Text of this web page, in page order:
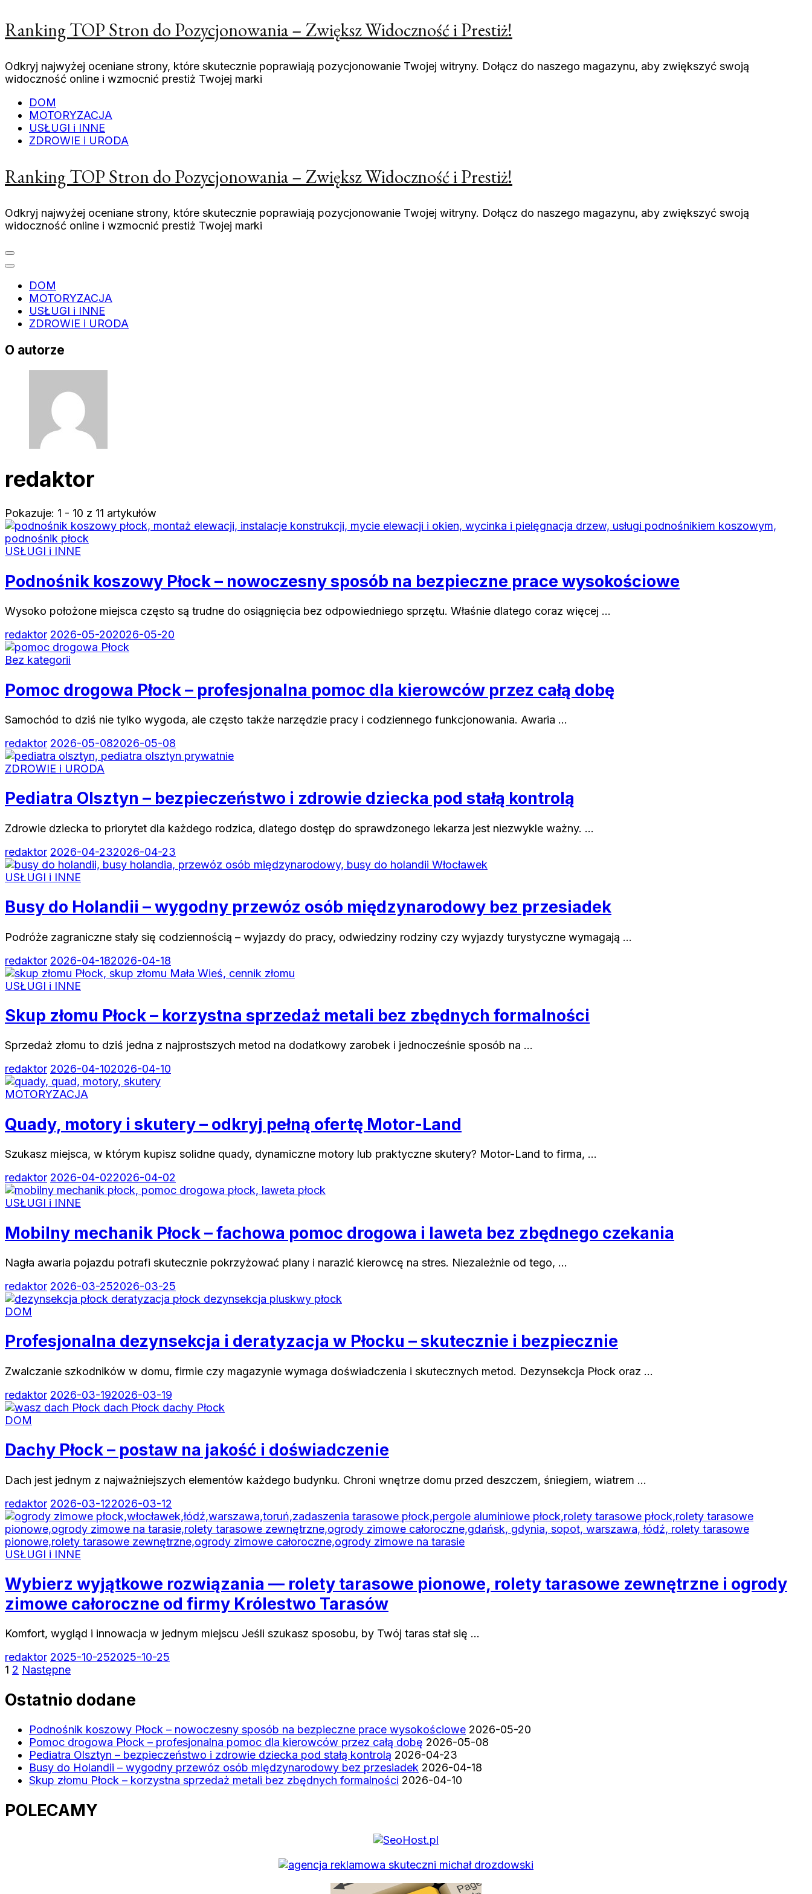
Pomiń
i
do
zawartości
enter)
Ranking TOP Stron do Pozycjonowania – Zwiększ Widoczność i Prestiż!
Odkryj najwyżej oceniane strony, które skutecznie poprawiają pozycjonowanie Twojej witryny. Dołącz do naszego magazynu, aby zwiększyć swoją
widoczność online i wzmocnić prestiż Twojej marki
DOM
MOTORYZACJA
USŁUGI i INNE
ZDROWIE i URODA
Ranking TOP Stron do Pozycjonowania – Zwiększ Widoczność i Prestiż!
Odkryj najwyżej oceniane strony, które skutecznie poprawiają pozycjonowanie Twojej witryny. Dołącz do naszego magazynu, aby zwiększyć swoją
widoczność online i wzmocnić prestiż Twojej marki
DOM
MOTORYZACJA
USŁUGI i INNE
ZDROWIE i URODA
O autorze
redaktor
Pokazuje: 1 - 10 z 11 artykułów
USŁUGI i INNE
Podnośnik koszowy Płock – nowoczesny sposób na bezpieczne prace wysokościowe
Wysoko położone miejsca często są trudne do osiągnięcia bez odpowiedniego sprzętu. Właśnie dlatego coraz więcej …
redaktor 2026-05-202026-05-20
Bez kategorii
Pomoc drogowa Płock – profesjonalna pomoc dla kierowców przez całą dobę
Samochód to dziś nie tylko wygoda, ale często także narzędzie pracy i codziennego funkcjonowania. Awaria …
redaktor 2026-05-082026-05-08
ZDROWIE i URODA
Pediatra Olsztyn – bezpieczeństwo i zdrowie dziecka pod stałą kontrolą
Zdrowie dziecka to priorytet dla każdego rodzica, dlatego dostęp do sprawdzonego lekarza jest niezwykle ważny. …
redaktor 2026-04-232026-04-23
USŁUGI i INNE
Busy do Holandii – wygodny przewóz osób międzynarodowy bez przesiadek
Podróże zagraniczne stały się codziennością – wyjazdy do pracy, odwiedziny rodziny czy wyjazdy turystyczne wymagają …
redaktor 2026-04-182026-04-18
USŁUGI i INNE
Skup złomu Płock – korzystna sprzedaż metali bez zbędnych formalności
Sprzedaż złomu to dziś jedna z najprostszych metod na dodatkowy zarobek i jednocześnie sposób na …
redaktor 2026-04-102026-04-10
MOTORYZACJA
Quady, motory i skutery – odkryj pełną ofertę Motor-Land
Szukasz miejsca, w którym kupisz solidne quady, dynamiczne motory lub praktyczne skutery? Motor-Land to firma, …
redaktor 2026-04-022026-04-02
USŁUGI i INNE
Mobilny mechanik Płock – fachowa pomoc drogowa i laweta bez zbędnego czekania
Nagła awaria pojazdu potrafi skutecznie pokrzyżować plany i narazić kierowcę na stres. Niezależnie od tego, …
redaktor 2026-03-252026-03-25
DOM
Profesjonalna dezynsekcja i deratyzacja w Płocku – skutecznie i bezpiecznie
Zwalczanie szkodników w domu, firmie czy magazynie wymaga doświadczenia i skutecznych metod. Dezynsekcja Płock oraz …
redaktor 2026-03-192026-03-19
DOM
Dachy Płock – postaw na jakość i doświadczenie
Dach jest jednym z najważniejszych elementów każdego budynku. Chroni wnętrze domu przed deszczem, śniegiem, wiatrem …
redaktor 2026-03-122026-03-12
USŁUGI i INNE
Wybierz wyjątkowe rozwiązania — rolety tarasowe pionowe, rolety tarasowe zewnętrzne i ogrody
zimowe całoroczne od firmy Królestwo Tarasów
Komfort, wygląd i innowacja w jednym miejscu Jeśli szukasz sposobu, by Twój taras stał się …
redaktor 2025-10-252025-10-25
Stronicowanie
wpisów
Strona
1 Strona
2 Następne
Ostatnio dodane
Podnośnik koszowy Płock – nowoczesny sposób na bezpieczne prace wysokościowe 2026-05-20
Pomoc drogowa Płock – profesjonalna pomoc dla kierowców przez całą dobę 2026-05-08
Pediatra Olsztyn – bezpieczeństwo i zdrowie dziecka pod stałą kontrolą 2026-04-23
Busy do Holandii – wygodny przewóz osób międzynarodowy bez przesiadek 2026-04-18
Skup złomu Płock – korzystna sprzedaż metali bez zbędnych formalności 2026-04-10
POLECAMY